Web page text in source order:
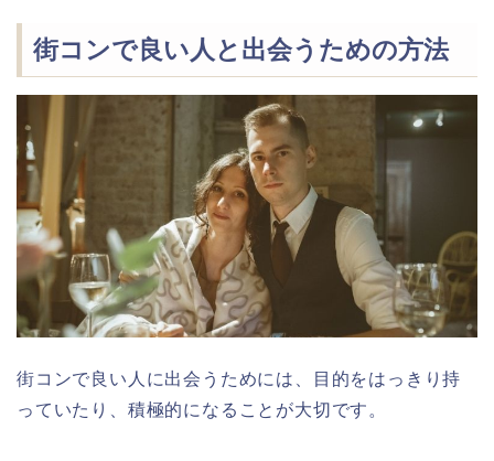
街コンで良い人と出会うための方法
街コンで良い人に出会うためには、目的をはっきり持
っていたり、積極的になることが大切です。